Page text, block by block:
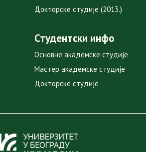
Докторске студије (2013.)
Студентски инфо
Основне академске студије
Мастер академске студије
Докторске студије